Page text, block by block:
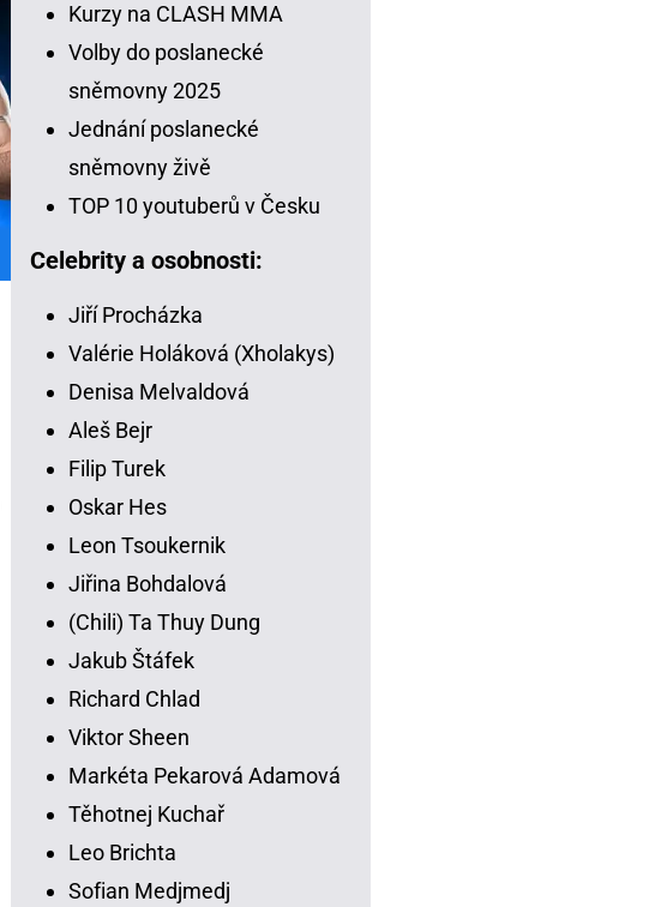
Kurzy na CLASH MMA
Volby do poslanecké
sněmovny 2025
Jednání poslanecké
sněmovny živě
TOP 10 youtuberů v Česku
Celebrity a osobnosti:
Jiří Procházka
Valérie Holáková (Xholakys)
Denisa Melvaldová
Aleš Bejr
Filip Turek
Oskar Hes
Leon Tsoukernik
Jiřina Bohdalová
(Chili) Ta Thuy Dung
Jakub Štáfek
Richard Chlad
Viktor Sheen
Markéta Pekarová Adamová
Těhotnej Kuchař
Leo Brichta
Sofian Medjmedj